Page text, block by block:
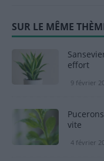
SUR LE MÊME
effort
9 février
vite
4 février